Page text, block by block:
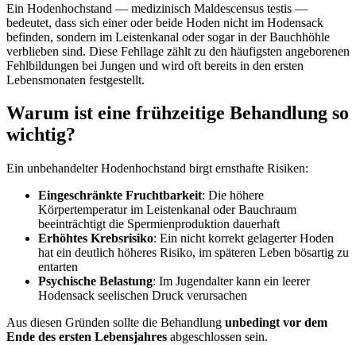
Ein Hodenhochstand — medizinisch Maldescensus testis —
bedeutet, dass sich einer oder beide Hoden nicht im Hodensack
befinden, sondern im Leistenkanal oder sogar in der Bauchhöhle
verblieben sind. Diese Fehllage zählt zu den häufigsten angeborenen
Fehlbildungen bei Jungen und wird oft bereits in den ersten
Lebensmonaten festgestellt.
Warum ist eine frühzeitige Behandlung so
wichtig?
Ein unbehandelter Hodenhochstand birgt ernsthafte Risiken:
Eingeschränkte Fruchtbarkeit: Die höhere
Körpertemperatur im Leistenkanal oder Bauchraum
beeinträchtigt die Spermienproduktion dauerhaft
Erhöhtes Krebsrisiko: Ein nicht korrekt gelagerter Hoden
hat ein deutlich höheres Risiko, im späteren Leben bösartig zu
entarten
Psychische Belastung: Im Jugendalter kann ein leerer
Hodensack seelischen Druck verursachen
Aus diesen Gründen sollte die Behandlung unbedingt vor dem
Ende des ersten Lebensjahres abgeschlossen sein.